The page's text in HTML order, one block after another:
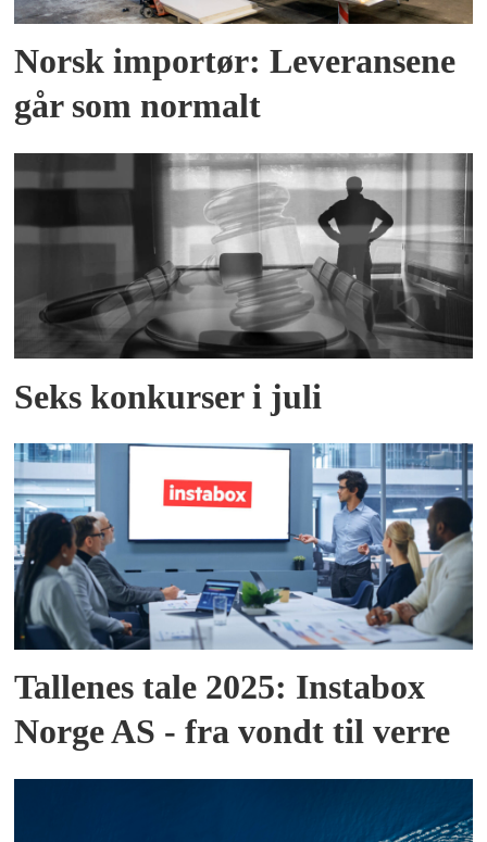
Norsk importør: Leveransene
går som normalt
Seks konkurser i juli
Tallenes tale 2025: Instabox
Norge AS - fra vondt til verre